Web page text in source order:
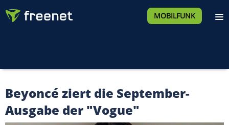
MOBILFUNK
Beyoncé ziert die September-
Ausgabe der "Vogue"